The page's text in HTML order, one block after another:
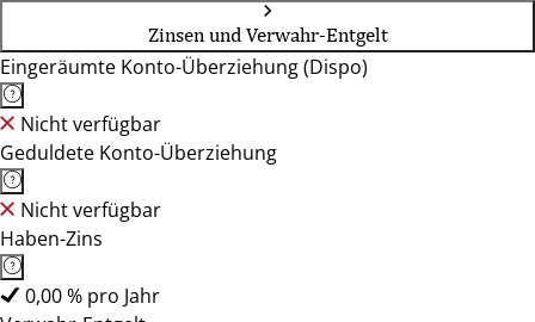
Zinsen und Verwahr-Entgelt
Eingeräumte Konto-Überziehung (Dispo)
Nicht verfügbar
Geduldete Konto-Überziehung
Nicht verfügbar
Haben-Zins
0,00 % pro Jahr